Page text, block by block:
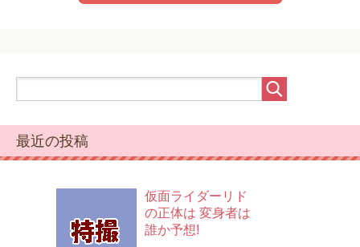
最近の投稿
仮面ライダーリド
の正体は 変身者は
誰か予想!